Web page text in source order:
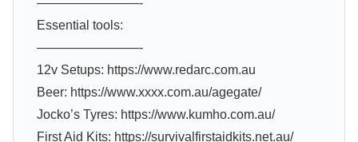
————————-
Essential tools:
————————-
12v Setups: https://www.redarc.com.au
Beer: https://www.xxxx.com.au/agegate/
Jocko’s Tyres: https://www.kumho.com.au/
First Aid Kits: https://survivalfirstaidkits.net.au/